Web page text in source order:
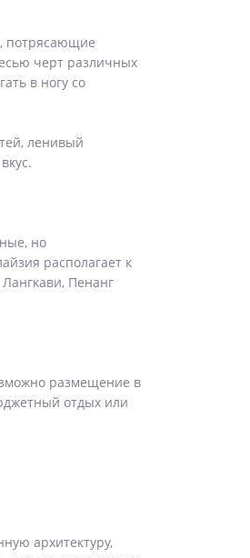
потрясающие
черт различных
в ногу со
ленивый
но
располагает к
Пенанг
размещение в
отдых или
архитектуру,